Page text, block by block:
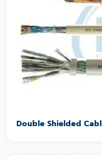
Double Shielded